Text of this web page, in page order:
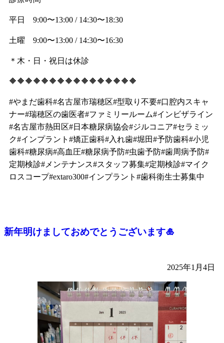
平日 9:00〜13:00 / 14:30〜18:30
土曜 9:00〜13:00 / 14:30〜16:30
＊木・日・祝日は休診
🔶🔶🔶🔶🔶🔶🔶🔶🔶🔶🔶🔶🔶🔶🔶🔶
#やまだ歯科#名古屋市瑞穂区#型取り不要#口腔内スキャ
ナー#瑞穂区の歯医者#ファミリールーム#インビザライン
#名古屋市熱田区#日本糖尿病協会#ジルコニア#セラミッ
ク#インプラント#矯正歯科#入れ歯#堀田#予防歯科#小児
歯科#糖尿病#高血圧#糖尿病予防#虫歯予防#歯周病予防#
定期検診#メンテナンス#スタッフ募集#定期検診#マイク
ロスコープ#extaro300#インプラント#歯科衛生士募集中
新年明けましておめでとうございます🎍
2025年1月4日